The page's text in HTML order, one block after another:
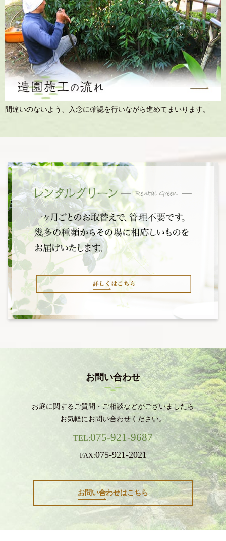
間違いのないよう、入念に確認を行いながら進めてまいります。
お問い合わせ
お庭に関するご質問・ご相談などがございましたら
お気軽にお問い合わせください。
TEL:075-921-9687
FAX:075-921-2021
お問い合わせはこちら